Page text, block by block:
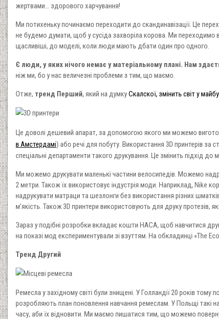
жертвами... здорового харчування!
Ми потихеньку починаємо переходити до скандинавізації. Це
не будемо думати, щоб у сусіда захворіла корова. Ми
щасливіші, до моделі, коли люди мають дбати один про одного.
Є люди, у яких нічого немає у матеріальному плані. Нам
ніж ми, бо у нас величезні проблеми з тим, що маємо.
Отже, тренд Перший, який на думкуСкалскої, змінить світ у
Це доволі дешевий апарат, за допомогою якого ми можемо
в Амстердамі) або речі для побуту. Використання 3D принтерів за
спеціальні департаменти такого друкування. Це змінить підхід до
Ми можемо друкувати маленькі частини велосипедів. Можемо
2 метри. Також їх використовує індустрія моди. Наприклад, Nike
надрукувати матраци та шезлонги без використання різних
м’якість. Також 3D принтери використовують для друку протезів,
Зараз у подібні розробки вкладає кошти НАСА, щоб навчитися
на показі мод експериментували зі взуттям. На обкладинці «The
Тренд Другий
Ремесла у західному світі були знищені. У Голландії 20 років тому
розробляють план поновлення навчання ремеслам. У Польщі такі
часу, аби їх відновити. Ми маємо пишатися тим, що можемо